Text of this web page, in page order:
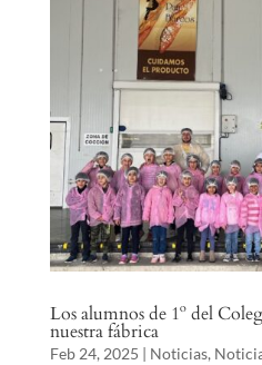
Los alumnos de 1º del
nuestra fábrica
Feb 24, 2025 Noticias,